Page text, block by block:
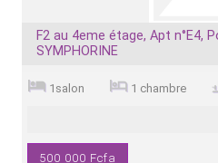
F2 au 4eme étage, Apt n°E4,
SYMPHORINE
1salon 1 chambre
500 000 Fcfa